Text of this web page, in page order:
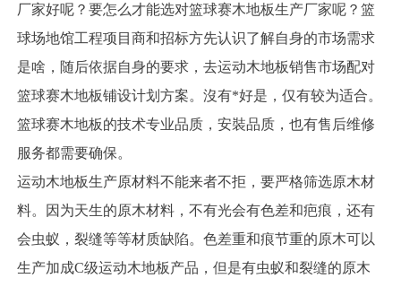
厂家好呢？要怎么才能选对篮球赛木地板生产厂家呢？篮
球场地馆工程项目商和招标方先认识了解自身的市场需求
是啥，随后依据自身的要求，去运动木地板销售市场配对
篮球赛木地板铺设计划方案。沒有*好是，仅有较为适合。
篮球赛木地板的技术专业品质，安裝品质，也有售后维修
服务都需要确保。
运动木地板生产原材料不能来者不拒，要严格筛选原木材
料。因为天生的原木材料，不有光会有色差和疤痕，还有
会虫蚁，裂缝等等材质缺陷。色差重和痕节重的原木可以
生产加成C级运动木地板产品，但是有虫蚁和裂缝的原木